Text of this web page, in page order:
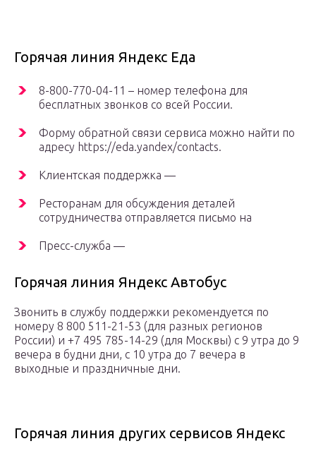
Горячая линия Яндекс Еда
8-800-770-04-11 – номер телефона для
бесплатных звонков со всей России.
Форму обратной связи сервиса можно найти по
адресу https://eda.yandex/contacts.
Клиентская поддержка —
Ресторанам для обсуждения деталей
сотрудничества отправляется письмо на
Пресс-служба —
Горячая линия Яндекс Автобус
Звонить в службу поддержки рекомендуется по
номеру 8 800 511-21-53 (для разных регионов
России) и +7 495 785-14-29 (для Москвы) с 9 утра до 9
вечера в будни дни, с 10 утра до 7 вечера в
выходные и праздничные дни.
Горячая линия других сервисов Яндекс